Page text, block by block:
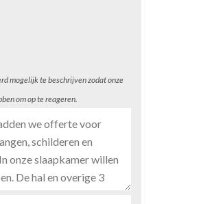
mogelijk te beschrijven zodat onze
om op te reageren.